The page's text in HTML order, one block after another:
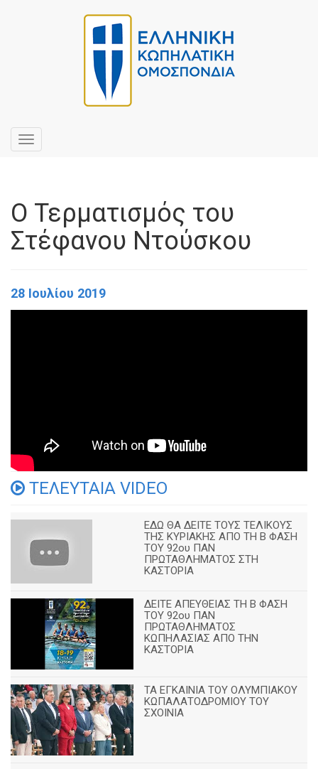
Toggle
navigation
Ο Τερματισμός του
Στέφανου Ντούσκου
28 Ιουλίου 2019
ΤΕΛΕΥΤΑΙΑ VIDEO
ΕΔΩ ΘΑ ΔΕΙΤΕ ΤΟΥΣ ΤΕΛΙΚΟΥΣ
ΤΗΣ ΚΥΡΙΑΚΗΣ ΑΠΟ ΤΗ Β ΦΑΣΗ
ΤΟΥ 92ου ΠΑΝ
ΠΡΩΤΑΘΛΗΜΑΤΟΣ ΣΤΗ
ΚΑΣΤΟΡΙΑ
ΔΕΙΤΕ ΑΠΕΥΘΕΙΑΣ ΤΗ Β ΦΑΣΗ
ΤΟΥ 92ου ΠΑΝ
ΠΡΩΤΑΘΛΗΜΑΤΟΣ
ΚΩΠΗΛΑΣΙΑΣ ΑΠΟ ΤΗΝ
ΚΑΣΤΟΡΙΑ
TA ΕΓΚΑΙΝΙΑ ΤΟΥ ΟΛΥΜΠΙΑΚΟΥ
ΚΩΠΑΛΑΤΟΔΡΟΜΙΟΥ ΤΟΥ
ΣΧΟΙΝΙΑ